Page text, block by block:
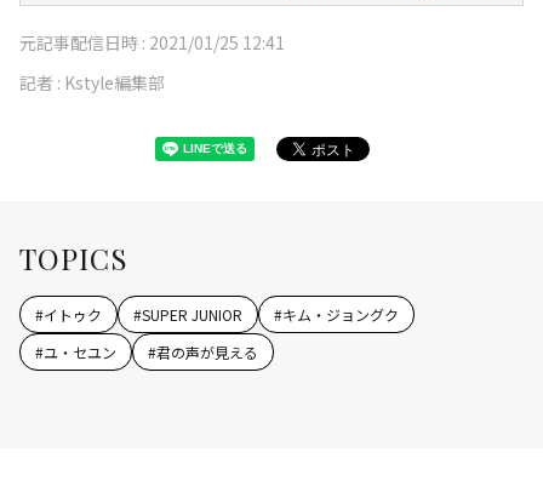
元記事配信日時 : 2021/01/25 12:41
記者 : Kstyle編集部
TOPICS
#イトゥク #SUPER JUNIOR #キム・ジョングク
#ユ・セユン #君の声が見える